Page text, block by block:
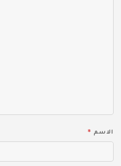
الاسم *